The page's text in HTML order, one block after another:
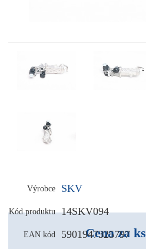
Výrobce SKV
Kód produktu 14SKV094
EAN kód 5901947325797
Cena za ks